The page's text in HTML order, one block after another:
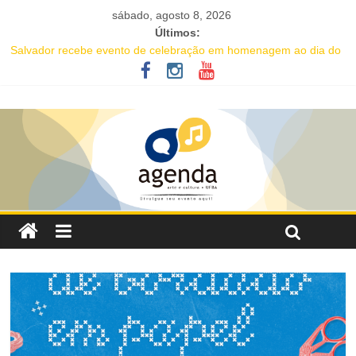
sábado, agosto 8, 2026
Últimos:
Salvador recebe evento de celebração em homenagem ao dia do
16ª Jornada de Dança da Bahia leva formação e espetáculo
gratuitos a quatro cidades brasileiras
IC Encontro de Artes traz Renata Carvalho com seu “Manifesto
Transpofágico” a Salvador
Música e solidariedade se unem em concerto do Coral Ecumênico
da Bahia na Flipelô